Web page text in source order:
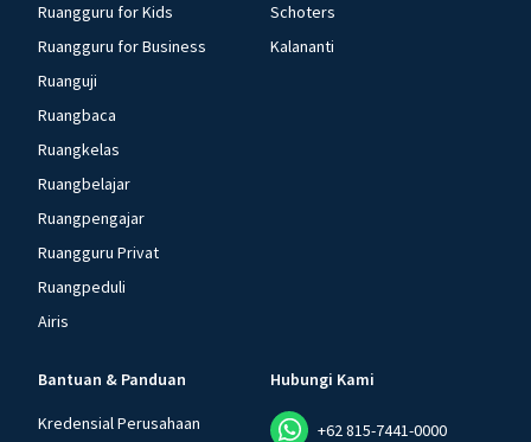
Ruangguru for Kids
Ruangguru for Business
Ruanguji
Ruangbaca
Ruangkelas
Ruangbelajar
Ruangpengajar
Ruangguru Privat
Ruangpeduli
Airis
Schoters
Kalananti
Bantuan & Panduan
Kredensial Perusahaan
Hubungi Kami
+62 815-7441-0000